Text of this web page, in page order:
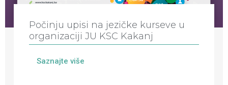
Počinju upisi na jezičke kurseve u
organizaciji JU KSC Kakanj
Saznajte više